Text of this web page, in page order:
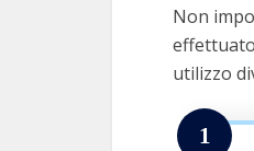
Non
utilizzo
1